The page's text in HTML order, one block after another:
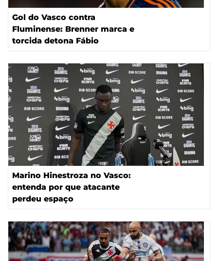
Gol do Vasco contra
Fluminense: Brenner marca e
torcida detona Fábio
Marino Hinestroza no Vasco:
entenda por que atacante
perdeu espaço